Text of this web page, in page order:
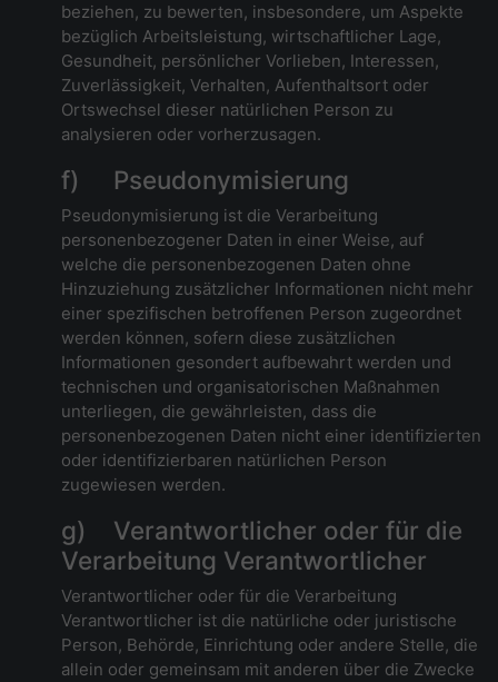
beziehen, zu bewerten, insbesondere, um Aspekte
bezüglich Arbeitsleistung, wirtschaftlicher Lage,
Gesundheit, persönlicher Vorlieben, Interessen,
Zuverlässigkeit, Verhalten, Aufenthaltsort oder
Ortswechsel dieser natürlichen Person zu
analysieren oder vorherzusagen.
f) Pseudonymisierung
Pseudonymisierung ist die Verarbeitung
personenbezogener Daten in einer Weise, auf
welche die personenbezogenen Daten ohne
Hinzuziehung zusätzlicher Informationen nicht mehr
einer spezifischen betroffenen Person zugeordnet
werden können, sofern diese zusätzlichen
Informationen gesondert aufbewahrt werden und
technischen und organisatorischen Maßnahmen
unterliegen, die gewährleisten, dass die
personenbezogenen Daten nicht einer identifizierten
oder identifizierbaren natürlichen Person
zugewiesen werden.
g) Verantwortlicher oder für die
Verarbeitung Verantwortlicher
Verantwortlicher oder für die Verarbeitung
Verantwortlicher ist die natürliche oder juristische
Person, Behörde, Einrichtung oder andere Stelle, die
allein oder gemeinsam mit anderen über die Zwecke